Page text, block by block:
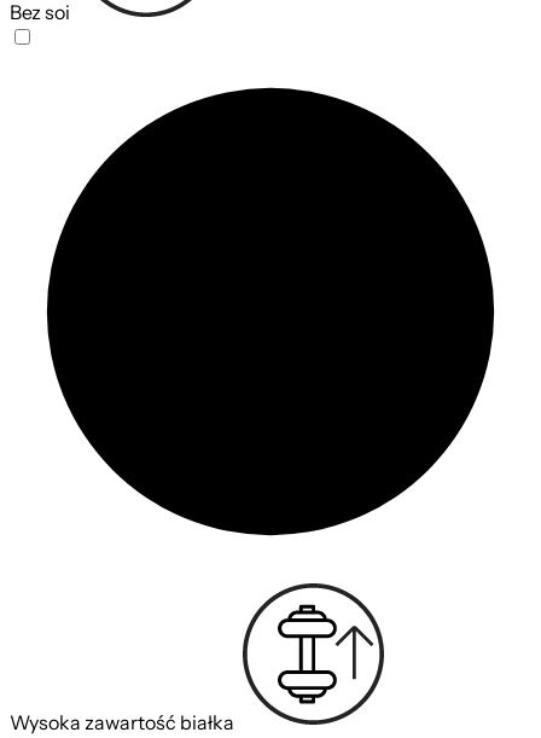
Bez soi
Wysoka zawartość białka